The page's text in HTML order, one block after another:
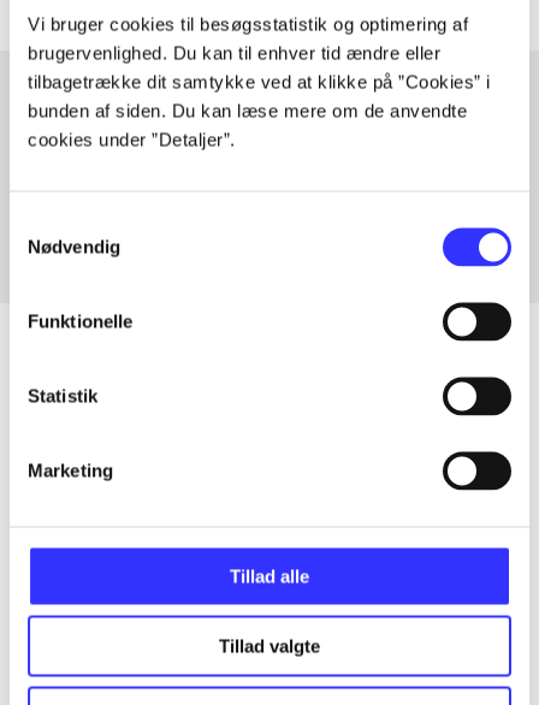
Vi bruger cookies til besøgsstatistik og optimering af
brugervenlighed. Du kan til enhver tid ændre eller
tilbagetrække dit samtykke ved at klikke på ”Cookies” i
bunden af siden. Du kan læse mere om de anvendte
cookies under ”Detaljer”.
Nødvendig
Funktionelle
Statistik
Marketing
Tillad alle
Tillad valgte
Artikler med samme emner
...
...